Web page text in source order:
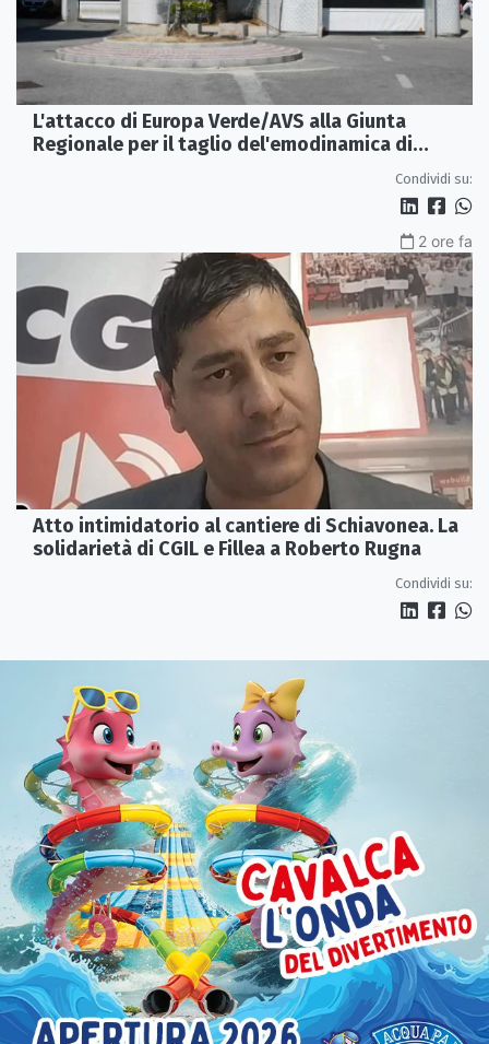
L'attacco di Europa Verde/AVS alla Giunta
Regionale per il taglio del'emodinamica di
Condividi su:
2 ore fa
Atto intimidatorio al cantiere di Schiavonea. La
solidarietà di CGIL e Fillea a Roberto Rugna
Condividi su: